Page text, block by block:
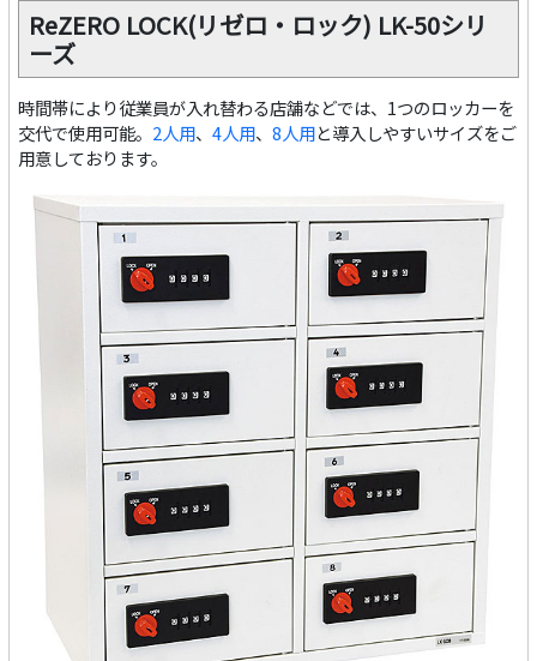
ReZERO LOCK(リゼロ・ロック) LK-50シリ
ーズ
時間帯により従業員が入れ替わる店舗などでは、1つのロッカーを
交代で使用可能。 2人用、4人用、8人用と導入しやすいサイズをご
用意しております。